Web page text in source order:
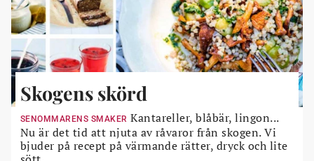
Skogens skörd
SENOMMARENS SMAKER Kantareller, blåbär, lingon...
Nu är det tid att njuta av råvaror från skogen. Vi
bjuder på recept på värmande rätter, dryck och lite